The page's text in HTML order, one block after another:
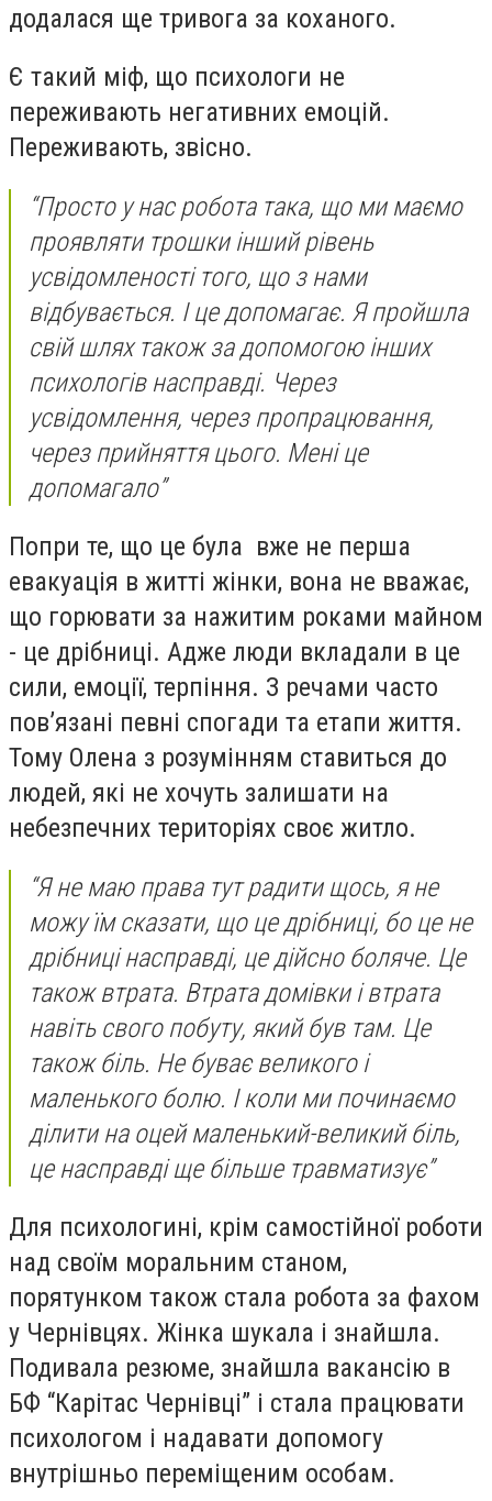
додалася ще тривога за коханого.
Є такий міф, що психологи не
переживають негативних емоцій.
Переживають, звісно.
“Просто у нас робота така, що ми маємо
проявляти трошки інший рівень
усвідомленості того, що з нами
відбувається. І це допомагає. Я пройшла
свій шлях також за допомогою інших
психологів насправді. Через
усвідомлення, через пропрацювання,
через прийняття цього. Мені це
допомагало”
Попри те, що це була вже не перша
евакуація в житті жінки, вона не вважає,
що горювати за нажитим роками майном
- це дрібниці. Адже люди вкладали в це
сили, емоції, терпіння. З речами часто
повʼязані певні спогади та етапи життя.
Тому Олена з розумінням ставиться до
людей, які не хочуть залишати на
небезпечних територіях своє житло.
“Я не маю права тут радити щось, я не
можу їм сказати, що це дрібниці, бо це не
дрібниці насправді, це дійсно боляче. Це
також втрата. Втрата домівки і втрата
навіть свого побуту, який був там. Це
також біль. Не буває великого і
маленького болю. І коли ми починаємо
ділити на оцей маленький-великий біль,
це насправді ще більше травматизує”
Для психологині, крім самостійної роботи
над своїм моральним станом,
порятунком також стала робота за фахом
у Чернівцях. Жінка шукала і знайшла.
Подивала резюме, знайшла вакансію в
БФ “Карітас Чернівці” і стала працювати
психологом і надавати допомогу
внутрішньо переміщеним особам.